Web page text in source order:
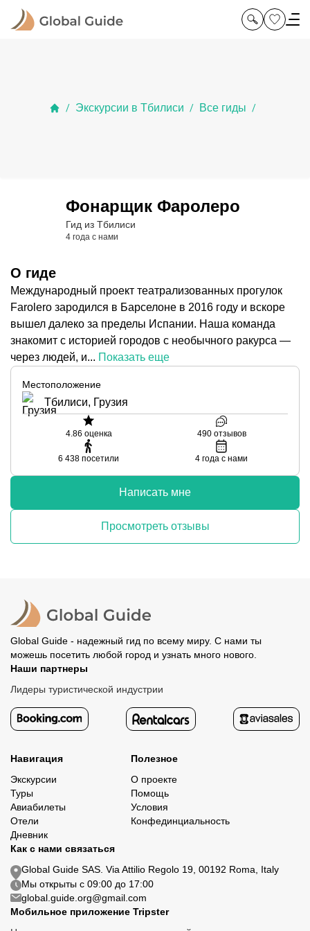
/ Экскурсии в Тбилиси / Все гиды /
Фонарщик Фаролеро
Гид из Тбилиси
4 года с нами
О гиде
Международный проект театрализованных прогулок
Farolero зародился в Барселоне в 2016 году и вскоре
вышел далеко за пределы Испании. Наша команда
знакомит с историей городов с необычного ракурса —
через людей, и... Показать еще
Местоположение
Тбилиси, Грузия
4.86 оценка 490 отзывов
6 438 посетили 4 года с нами
Написать мне
Просмотреть отзывы
Global Guide - надежный гид по всему миру. С нами ты
можешь посетить любой город и узнать много нового.
Наши партнеры
Лидеры туристической индустрии
Навигация
Экскурсии
Туры
Авиабилеты
Отели
Дневник
Полезное
О проекте
Помощь
Условия
Конфединциальность
Как с нами связаться
Global Guide SAS. Via Attilio Regolo 19, 00192 Roma, Italy
Мы открыты с 09:00 до 17:00
global.guide.org@gmail.com
Мобильное приложение Tripster